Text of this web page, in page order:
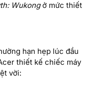
Wukongở mức thiết
hạn hẹp lúc đầu
thiết kế chiếc máy
vời: